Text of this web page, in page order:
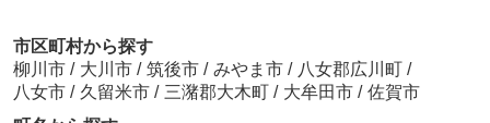
市区町村から探す
柳川市 / 大川市 / 筑後市 / みやま市 / 八女郡広川町 /
八女市 / 久留米市 / 三潴郡大木町 / 大牟田市 / 佐賀市